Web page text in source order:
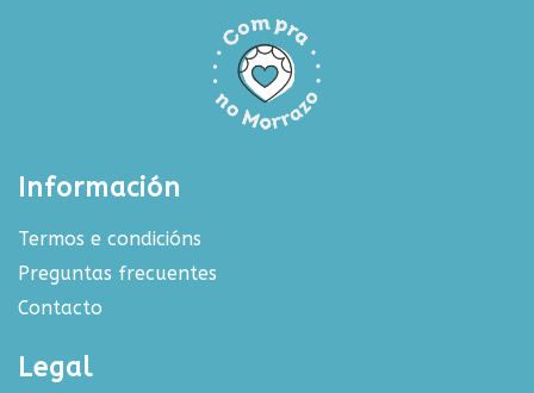
Información
Termos e condicións
Preguntas frecuentes
Contacto
Legal